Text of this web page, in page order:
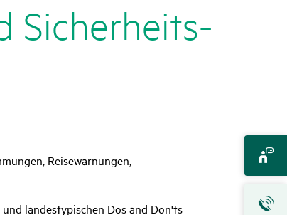
Sicher­heits­
Reisewarnungen,
landestypischen Dos and Don'ts